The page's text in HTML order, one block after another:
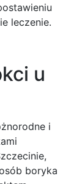
leczenie.
u
i
boryka